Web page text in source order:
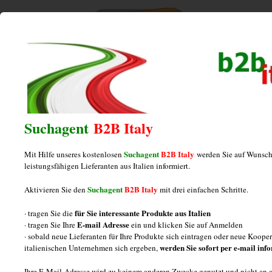
/Posts tagged "Hersteller Verpackungen"
Hersteller Verpackungen
Produzent von Verpackungen aus
Polyethylen
Posted onJanuar 7, 2013byitaliamarketing
Verpackungen aus Polyethylen: Informationen Drei
Suchagent B2B Italy
Mit Hilfe unseres kostenlosen SuchagentB2B Italy werden Sie auf
leistungsfähigen Lieferanten aus Italien informiert.
Aktivieren Sie den SuchagentB2B Italy mit drei einfachen Schritte.
· tragen Sie diefür Sie interessante Produkte aus Italien
· tragen Sie IhreE-mail Adresseein und klicken Sie auf Anmelden
· sobald neue Lieferanten für Ihre Produkte sich eintragen oder neue
italienischen Unternehmen sich ergeben,werden Sie sofort per e-mail